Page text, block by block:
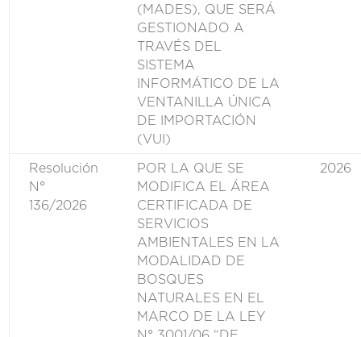
(MADES), QUE SERÁ
GESTIONADO A
TRAVÉS DEL
SISTEMA
INFORMÁTICO DE LA
VENTANILLA ÚNICA
DE IMPORTACIÓN
(VUI)
Resolución
N°
136/2026
POR LA QUE SE
MODIFICA EL ÁREA
CERTIFICADA DE
SERVICIOS
AMBIENTALES EN LA
MODALIDAD DE
BOSQUES
NATURALES EN EL
MARCO DE LA LEY
2026